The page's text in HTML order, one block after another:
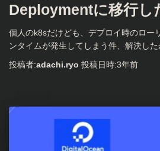
Deploymentに移行し
個人のk8sだけども、デプロイ時のロー
ンタイムが発生してしまう件、解決した
投稿者:adachi.ryo 投稿日時:3年前